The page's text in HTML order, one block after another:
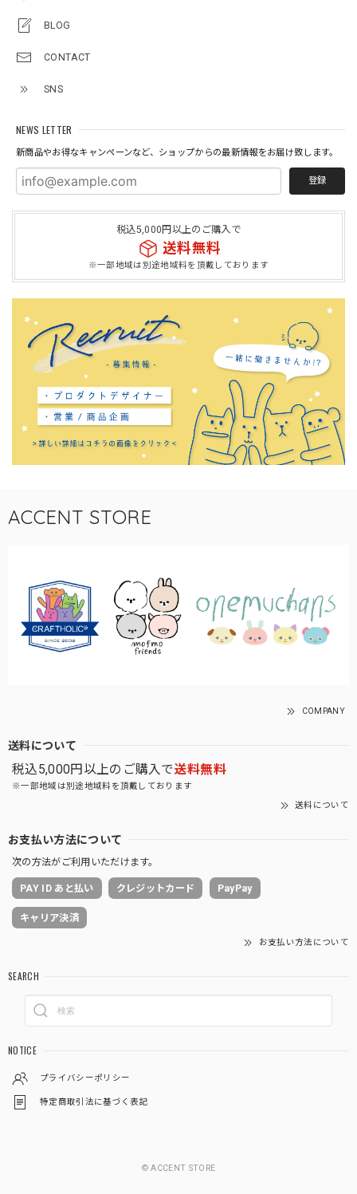
BLOG
CONTACT
SNS
NEWS LETTER
新商品やお得なキャンペーンなど、ショップからの最新情報をお届け致します。
登録
税込5,000円以上のご購入で
送料無料
※一部地域は別途地域料を頂戴しております
ACCENT STORE
COMPANY
送料について
税込5,000円以上のご購入で送料無料
※一部地域は別途地域料を頂戴しております
送料について
お支払い方法について
次の方法がご利用いただけます。
PAY ID あと払い クレジットカード PayPay
キャリア決済
お支払い方法について
SEARCH
NOTICE
プライバシーポリシー
特定商取引法に基づく表記
© ACCENT STORE